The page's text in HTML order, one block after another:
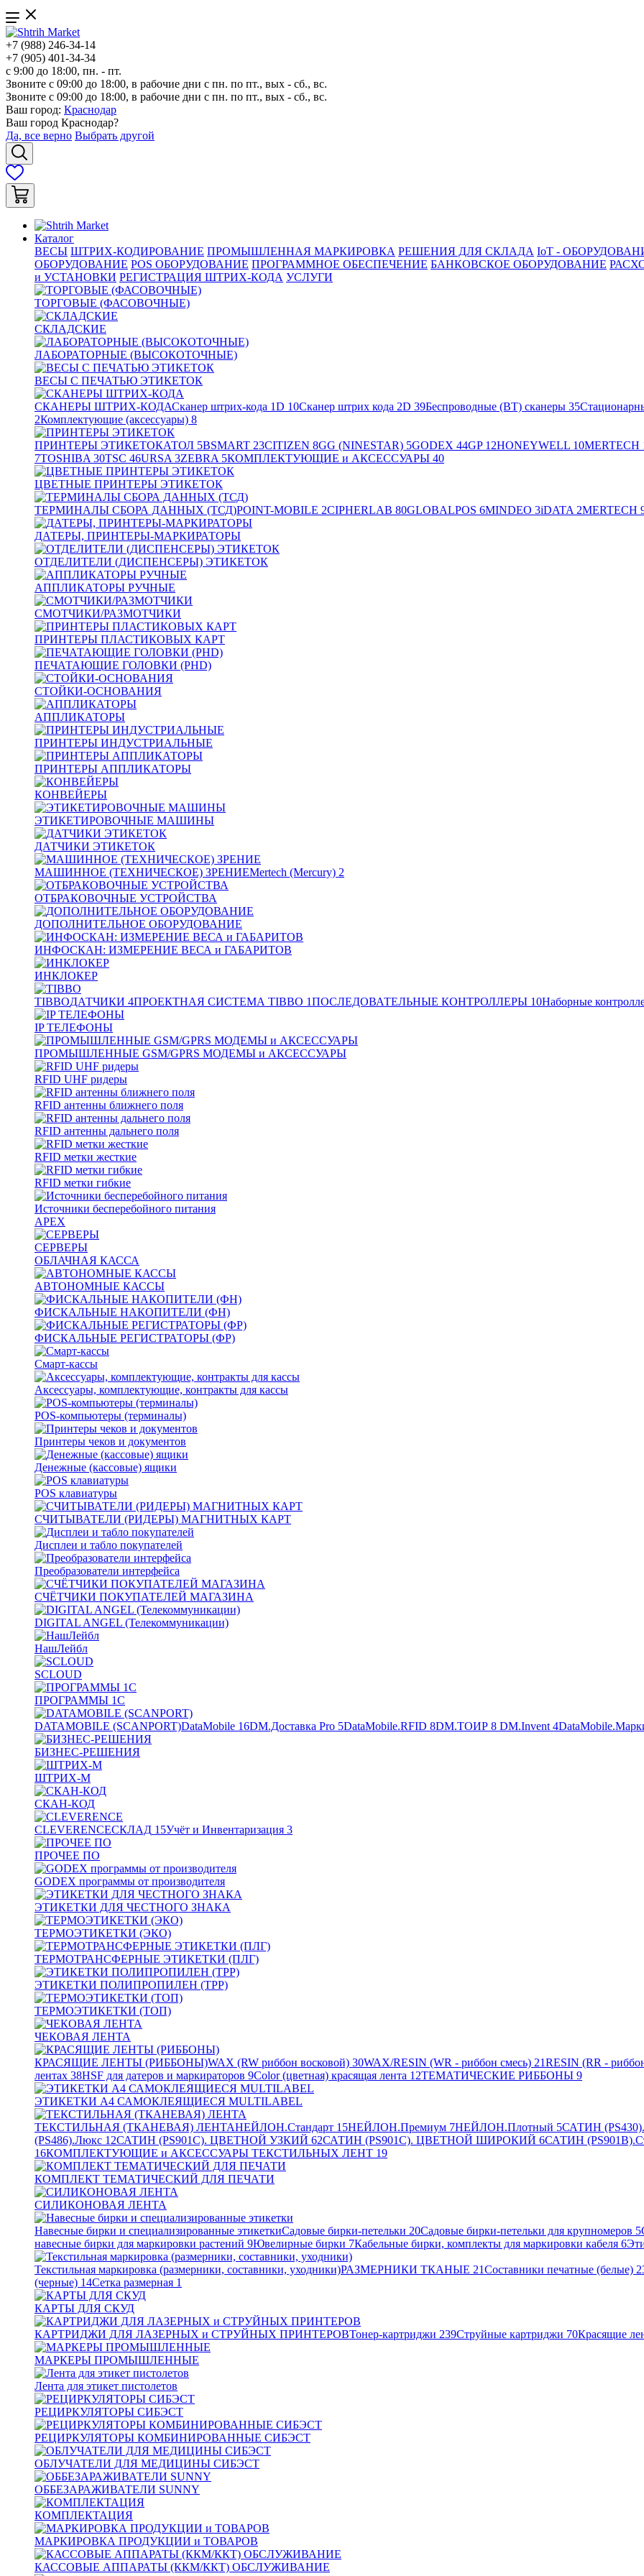
+7 (988) 246-34-14
+7 (905) 401-34-34
с 9:00 до 18:00, пн. - пт.
Звоните с 09:00 до 18:00, в рабочие дни с пн. по пт., вых - сб., вс.
Звоните с 09:00 до 18:00, в рабочие дни с пн. по пт., вых - сб., вс.
Ваш город: Краснодар
Ваш город Краснодар?
Да, все верно Выбрать другой
Каталог
ВЕСЫ ШТРИХ-КОДИРОВАНИЕ ПРОМЫШЛЕННАЯ МАРКИРОВКА РЕШЕНИЯ ДЛЯ СКЛАДА IoT -
ОБОРУДОВАНИЕ POS ОБОРУДОВАНИЕ ПРОГРАММНОЕ ОБЕСПЕЧЕНИЕ БАНКОВСКОЕ ОБОРУДОВАНИЕ
и УСТАНОВКИ РЕГИСТРАЦИЯ ШТРИХ-КОДА УСЛУГИ
ТОРГОВЫЕ (ФАСОВОЧНЫЕ)
СКЛАДСКИЕ
ЛАБОРАТОРНЫЕ (ВЫСОКОТОЧНЫЕ)
ВЕСЫ С ПЕЧАТЬЮ ЭТИКЕТОК
СКАНЕРЫ ШТРИХ-КОДАСканер штрих-кода 1D 10Сканер штрих кода 2D 39Беспроводные (BT) сканеры 35
2Комплектующие (аксессуары) 8
ПРИНТЕРЫ ЭТИКЕТОКАТОЛ 5BSMART 23CITIZEN 8GG (NINESTAR) 5GODEX 44GP12HONEYWELL 10MERTECH
7TOSHIBA 30TSC 46URSA 3ZEBRA 5КОМПЛЕКТУЮЩИЕ и АКСЕССУАРЫ 40
ЦВЕТНЫЕ ПРИНТЕРЫ ЭТИКЕТОК
ТЕРМИНАЛЫ СБОРА ДАННЫХ (ТСД)POINT-MOBILE 2CIPHERLAB 80GLOBALPOS 6MINDEO 3iDATA 2MERTECH
ДАТЕРЫ, ПРИНТЕРЫ-МАРКИРАТОРЫ
ОТДЕЛИТЕЛИ (ДИСПЕНСЕРЫ) ЭТИКЕТОК
АППЛИКАТОРЫ РУЧНЫЕ
СМОТЧИКИ/РАЗМОТЧИКИ
ПРИНТЕРЫ ПЛАСТИКОВЫХ КАРТ
ПЕЧАТАЮЩИЕ ГОЛОВКИ (PHD)
СТОЙКИ-ОСНОВАНИЯ
АППЛИКАТОРЫ
ПРИНТЕРЫ ИНДУСТРИАЛЬНЫЕ
ПРИНТЕРЫ АППЛИКАТОРЫ
КОНВЕЙЕРЫ
ЭТИКЕТИРОВОЧНЫЕ МАШИНЫ
ДАТЧИКИ ЭТИКЕТОК
МАШИННОЕ (ТЕХНИЧЕСКОЕ) ЗРЕНИЕMertech (Mercury) 2
ОТБРАКОВОЧНЫЕ УСТРОЙСТВА
ДОПОЛНИТЕЛЬНОЕ ОБОРУДОВАНИЕ
ИНФОСКАН: ИЗМЕРЕНИЕ ВЕСА и ГАБАРИТОВ
ИНКЛОКЕР
TIBBOДАТЧИКИ 4ПРОЕКТНАЯ СИСТЕМА TIBBO 1ПОСЛЕДОВАТЕЛЬНЫЕ КОНТРОЛЛЕРЫ 10Наборные
IP ТЕЛЕФОНЫ
ПРОМЫШЛЕННЫЕ GSM/GPRS МОДЕМЫ и АКСЕССУАРЫ
RFID UHF ридеры
RFID антенны ближнего поля
RFID антенны дальнего поля
RFID метки жесткие
RFID метки гибкие
Источники бесперебойного питания
APEX
СЕРВЕРЫ
ОБЛАЧНАЯ КАССА
АВТОНОМНЫЕ КАССЫ
ФИСКАЛЬНЫЕ НАКОПИТЕЛИ (ФН)
ФИСКАЛЬНЫЕ РЕГИСТРАТОРЫ (ФР)
Смарт-кассы
Аксессуары, комплектующие, контракты для кассы
POS-компьютеры (терминалы)
Принтеры чеков и документов
Денежные (кассовые) ящики
POS клавиатуры
СЧИТЫВАТЕЛИ (РИДЕРЫ) МАГНИТНЫХ КАРТ
Дисплеи и табло покупателей
Преобразователи интерфейса
СЧЁТЧИКИ ПОКУПАТЕЛЕЙ МАГАЗИНА
DIGITAL ANGEL (Телекоммуникации)
НашЛейбл
SCLOUD
ПРОГРАММЫ 1С
DATAMOBILE (SCANPORT)DataMobile 16DM.Доставка Pro 5DataMobile.RFID 8DM.ТОИР 8 DM.Invent 4
БИЗНЕС-РЕШЕНИЯ
ШТРИХ-М
СКАН-КОД
CLEVERENCEСКЛАД 15Учёт и Инвентаризация 3
ПРОЧЕЕ ПО
GODEX программы от производителя
ЭТИКЕТКИ ДЛЯ ЧЕСТНОГО ЗНАКА
ТЕРМОЭТИКЕТКИ (ЭКО)
ТЕРМОТРАНСФЕРНЫЕ ЭТИКЕТКИ (ПЛГ)
ЭТИКЕТКИ ПОЛИПРОПИЛЕН (TPP)
ТЕРМОЭТИКЕТКИ (ТОП)
ЧЕКОВАЯ ЛЕНТА
КРАСЯЩИЕ ЛЕНТЫ (РИББОНЫ)WAX (RW риббон восковой) 30WAX/RESIN (WR - риббон смесь) 21RESIN (RR -
лентах 38HSF для датеров и маркираторов 9Color (цветная) красящая лента 12ТЕМАТИЧЕСКИЕ РИББОНЫ 9
ЭТИКЕТКИ А4 САМОКЛЕЯЩИЕСЯ MULTILABEL
ТЕКСТИЛЬНАЯ (ТКАНЕВАЯ) ЛЕНТАНЕЙЛОН.Стандарт 15НЕЙЛОН.Премиум 7НЕЙЛОН.Плотный 5САТИН
(PS486).Люкс 12САТИН (PS901C). ЦВЕТНОЙ УЗКИЙ 62САТИН (PS901C). ЦВЕТНОЙ ШИРОКИЙ 6САТИН
16КОМПЛЕКТУЮЩИЕ и АКСЕССУАРЫ ТЕКСТИЛЬНЫХ ЛЕНТ 19
КОМПЛЕКТ ТЕМАТИЧЕСКИЙ ДЛЯ ПЕЧАТИ
СИЛИКОНОВАЯ ЛЕНТА
Навесные бирки и специализированные этикеткиСадовые бирки-петельки 20Садовые бирки-петельки для крупномеров 5
навесные бирки для маркировки растений 9Ювелирные бирки 7Кабельные бирки, комплекты для маркировки кабеля 6
Текстильная маркировка (размерники, составники, уходники)РАЗМЕРНИКИ ТКАНЫЕ 21Составники печатные (белые)
(черные) 14Сетка размерная 1
КАРТЫ ДЛЯ СКУД
КАРТРИДЖИ ДЛЯ ЛАЗЕРНЫХ и СТРУЙНЫХ ПРИНТЕРОВТонер-картриджи 239Струйные картриджи 70Красящие
МАРКЕРЫ ПРОМЫШЛЕННЫЕ
Лента для этикет пистолетов
РЕЦИРКУЛЯТОРЫ СИБЭСТ
РЕЦИРКУЛЯТОРЫ КОМБИНИРОВАННЫЕ СИБЭСТ
ОБЛУЧАТЕЛИ ДЛЯ МЕДИЦИНЫ СИБЭСТ
ОББЕЗАРАЖИВАТЕЛИ SUNNY
КОМПЛЕКТАЦИЯ
МАРКИРОВКА ПРОДУКЦИИ и ТОВАРОВ
КАССОВЫЕ АППАРАТЫ (ККМ/ККТ) ОБСЛУЖИВАНИЕ